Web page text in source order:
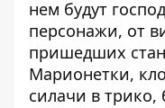
нем будут
персонажи, от
пришедших
Марионетки,
силачи в